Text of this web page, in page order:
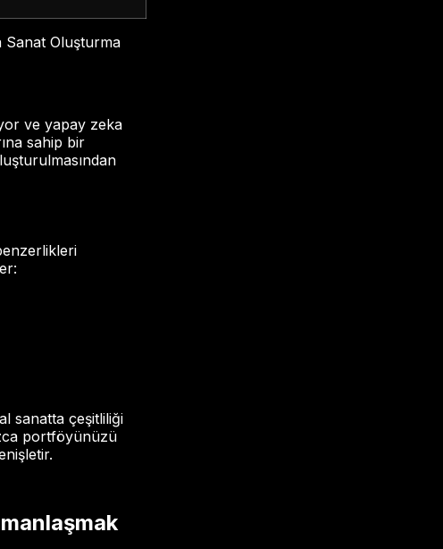
Sanat Oluşturma
ve yapay zeka
sahip bir
sanatta çeşitliliği
portföyünüzü